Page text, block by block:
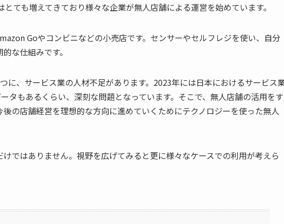
ても増えてきており様々な企業が無人店舗による運営を始めています。
Goやコンビニなどの小売店です。センサーやセルフレジを使い、自分
な仕組みです。
に、サービス業の人材不足があります。2023年には日本におけるサービス
タもあるくらい、深刻な問題となっています。そこで、無人店舗の活用をす
の店舗経営を理想的な方向に進めていくためにテクノロジーを使った無人
ではありません。視野を広げてみると更に様々なケースでの利用が考えら